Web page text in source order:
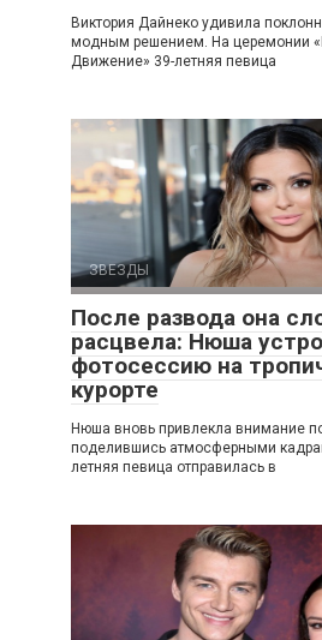
Виктория Дайнеко удивила
модным решением. На церемонии
Движение» 39-летняя певица
ЗВЕЗДЫ
После развода она
расцвела: Нюша
фотосессию на
курорте
Нюша вновь привлекла внимание
поделившись атмосферными
летняя певица отправилась в